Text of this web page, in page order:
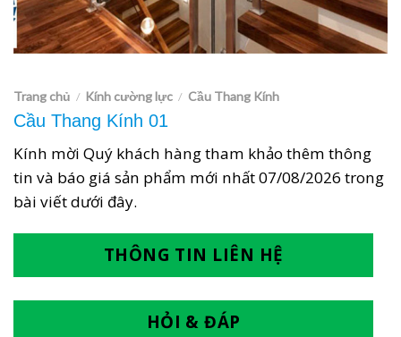
Trang chủ / Kính cường lực / Cầu Thang Kính
Cầu Thang Kính 01
Kính mời Quý khách hàng tham khảo thêm thông
tin và báo giá sản phẩm mới nhất07/08/2026 trong
bài viết dưới đây.
THÔNG TIN LIÊN HỆ
HỎI & ĐÁP